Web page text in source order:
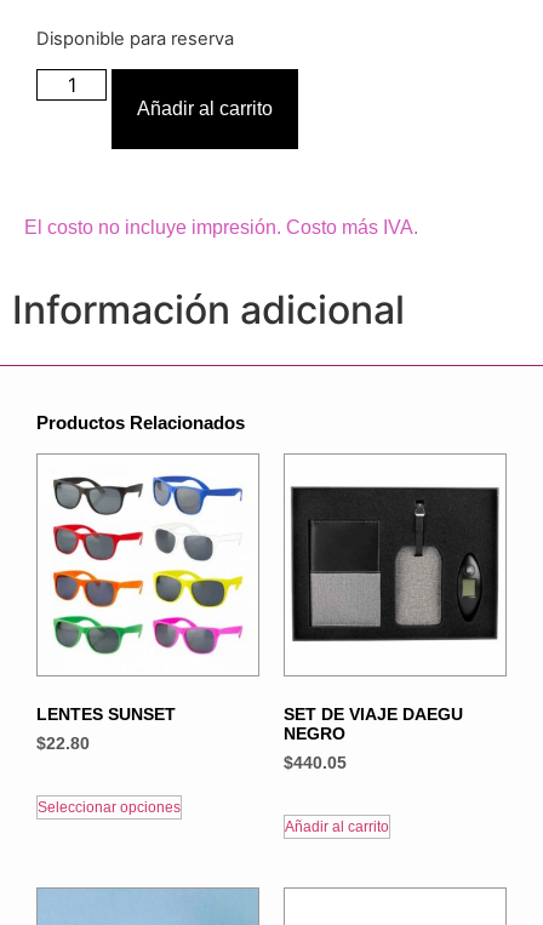
Disponible para reserva
Añadir al carrito
El costo no incluye impresión. Costo más IVA.
Información adicional
Productos Relacionados
LENTES SUNSET
$22.80
Seleccionar opciones
SET DE VIAJE DAEGU
NEGRO
$440.05
Añadir al carrito